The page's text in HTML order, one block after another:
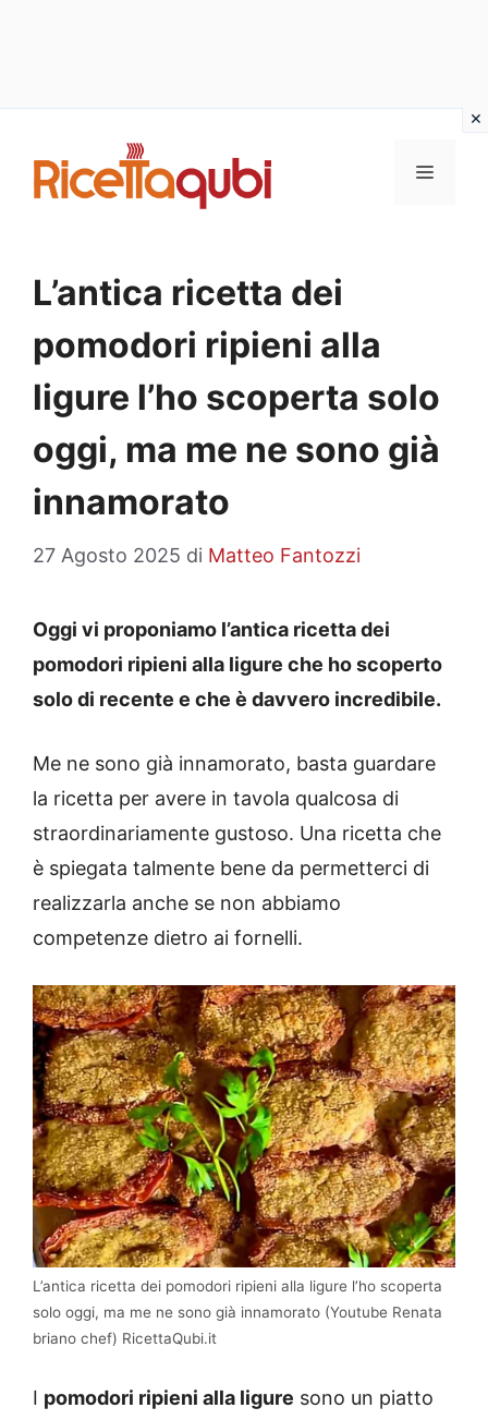
contenuto
MENU
L’antica ricetta dei
pomodori ripieni alla
ligure l’ho scoperta solo
oggi, ma me ne sono già
innamorato
27 Agosto 2025 di Matteo Fantozzi
Oggi vi proponiamo l’antica ricetta dei
pomodori ripieni alla ligure che ho scoperto
solo di recente e che è davvero incredibile.
Me ne sono già innamorato, basta guardare
la ricetta per avere in tavola qualcosa di
straordinariamente gustoso. Una ricetta che
è spiegata talmente bene da permetterci di
realizzarla anche se non abbiamo
competenze dietro ai fornelli.
L’antica ricetta dei pomodori ripieni alla ligure l’ho scoperta
solo oggi, ma me ne sono già innamorato (Youtube Renata
briano chef) RicettaQubi.it
I pomodori ripieni alla ligure sono un piatto